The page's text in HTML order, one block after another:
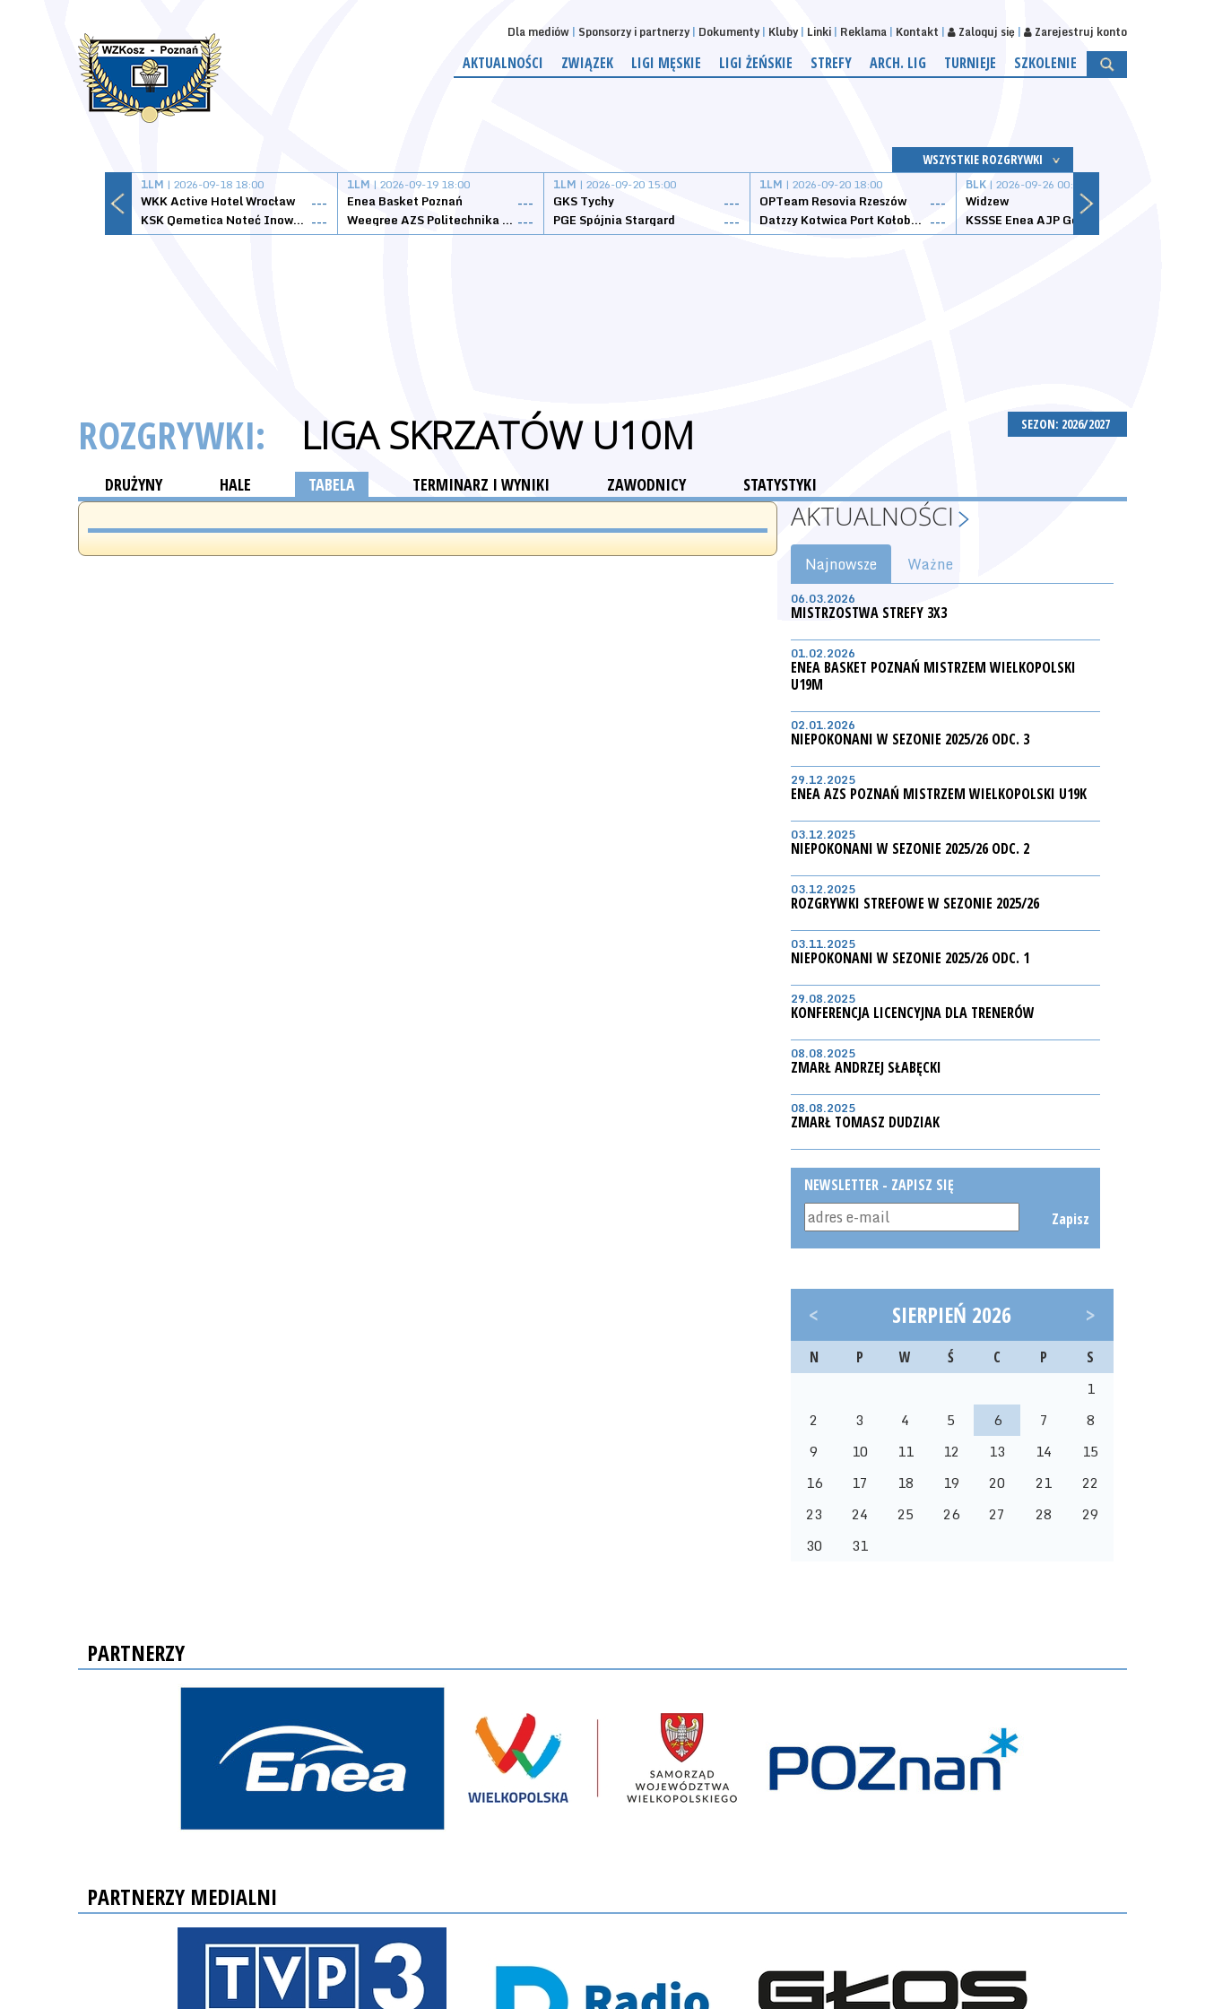
Dla mediów Sponsorzy i partnerzy Dokumenty Kluby Linki Reklama Kontakt Zaloguj się Zarejestruj konto
AKTUALNOŚCI ZWIĄZEK LIGI MĘSKIE LIGI ŻEŃSKIE STREFY ARCH. LIG TURNIEJE SZKOLENIE
WSZYSTKIE ROZGRYWKI
1LM | 2026-09-18 18:00
WKK Active Hotel Wrocław
---
KSK Qemetica Noteć Inowrocław ---
1LM | 2026-09-19 18:00
Enea Basket Poznań
---
Weegree AZS Politechnika Opolska ---
1LM | 2026-09-20 15:00
GKS Tychy
---
PGE Spójnia Stargard
---
1LM | 2026-09-20 18:00
OPTeam Resovia Rzeszów
---
Datzzy Kotwica Port Kołobrzeg ---
BLK | 2026-09-26 00:00
Widzew
SEZON: 2026/2027
ROZGRYWKI: LIGA SKRZATÓW U10M
DRUŻYNY HALE TABELA TERMINARZ I WYNIKI ZAWODNICY STATYSTYKI
AKTUALNOŚCI
Najnowsze Ważne
06.03.2026
MISTRZOSTWA STREFY 3X3
01.02.2026
ENEA BASKET POZNAŃ MISTRZEM WIELKOPOLSKI
U19M
02.01.2026
NIEPOKONANI W SEZONIE 2025/26 ODC. 3
29.12.2025
ENEA AZS POZNAŃ MISTRZEM WIELKOPOLSKI U19K
03.12.2025
NIEPOKONANI W SEZONIE 2025/26 ODC. 2
03.12.2025
ROZGRYWKI STREFOWE W SEZONIE 2025/26
03.11.2025
NIEPOKONANI W SEZONIE 2025/26 ODC. 1
29.08.2025
KONFERENCJA LICENCYJNA DLA TRENERÓW
08.08.2025
ZMARŁ ANDRZEJ SŁABĘCKI
08.08.2025
ZMARŁ TOMASZ DUDZIAK
NEWSLETTER - ZAPISZ SIĘ
Zapisz
< SIERPIEŃ 2026 >
N P W Ś C P S
1
2
3 4 5 6 7
8
9
10 11 12 13 14
15
16
17 18 19 20 21
22
23
24 25 26 27 28
29
30
31
PARTNERZY
PARTNERZY MEDIALNI